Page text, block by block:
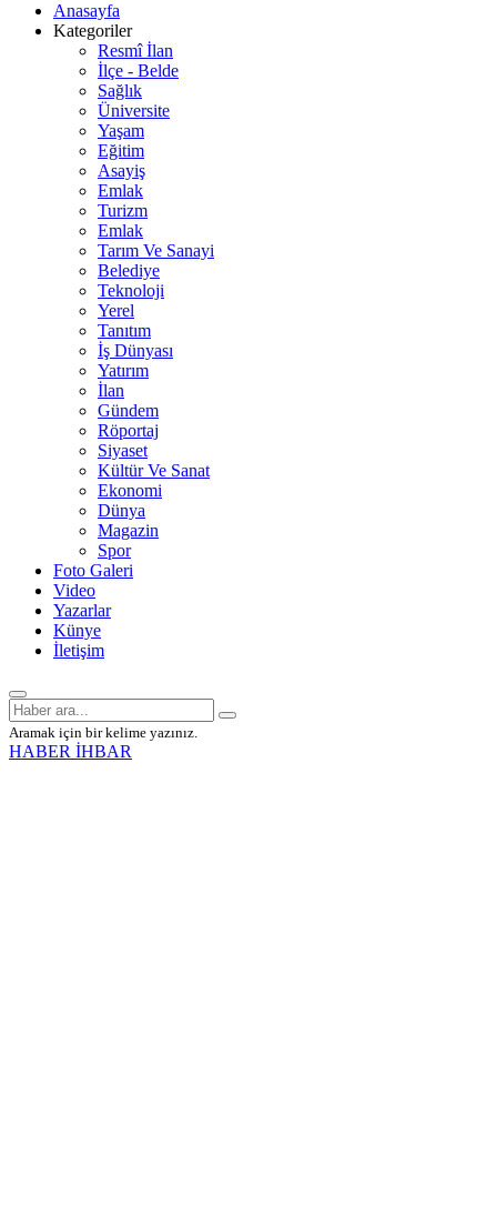
Anasayfa
Kategoriler
Resmî İlan
İlçe - Belde
Sağlık
Üniversite
Yaşam
Eğitim
Asayiş
Emlak
Turizm
Emlak
Tarım Ve Sanayi
Belediye
Teknoloji
Yerel
Tanıtım
İş Dünyası
Yatırım
İlan
Gündem
Röportaj
Siyaset
Kültür Ve Sanat
Ekonomi
Dünya
Magazin
Spor
Foto Galeri
Video
Yazarlar
Künye
İletişim
Aramak için bir kelime yazınız.
HABER İHBAR